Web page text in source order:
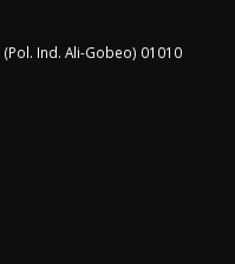
(Pol. Ind. Ali-Gobeo) 01010